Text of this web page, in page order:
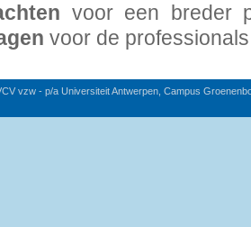
voor een breder
voor de
vzw - p/a Universiteit Antwerpen, Campus